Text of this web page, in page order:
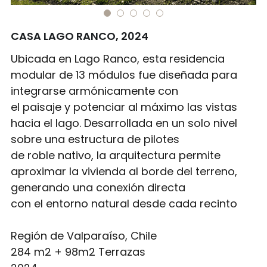
info@builderpack.cl
contacto
CASA LAGO RANCO, 2024
Ubicada en Lago Ranco, esta residencia
modular de 13 módulos fue diseñada para
integrarse armónicamente con
el paisaje y potenciar al máximo las vistas
hacia el lago. Desarrollada en un solo nivel
sobre una estructura de pilotes
de roble nativo, la arquitectura permite
aproximar la vivienda al borde del terreno,
generando una conexión directa
con el entorno natural desde cada recinto
Región de Valparaíso, Chile
284 m2 + 98m2 Terrazas